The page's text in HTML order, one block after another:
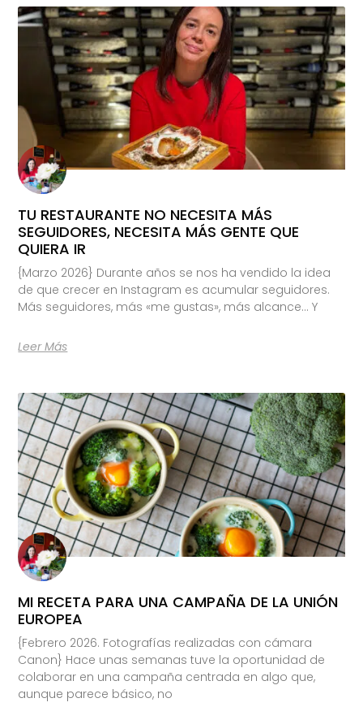
TU RESTAURANTE NO NECESITA MÁS
SEGUIDORES, NECESITA MÁS GENTE QUE
QUIERA IR
{Marzo 2026} Durante años se nos ha vendido la idea
de que crecer en Instagram es acumular seguidores.
Más seguidores, más «me gustas», más alcance… Y
Leer Más
MI RECETA PARA UNA CAMPAÑA DE LA UNIÓN
EUROPEA
{Febrero 2026. Fotografías realizadas con cámara
Canon} Hace unas semanas tuve la oportunidad de
colaborar en una campaña centrada en algo que,
aunque parece básico, no